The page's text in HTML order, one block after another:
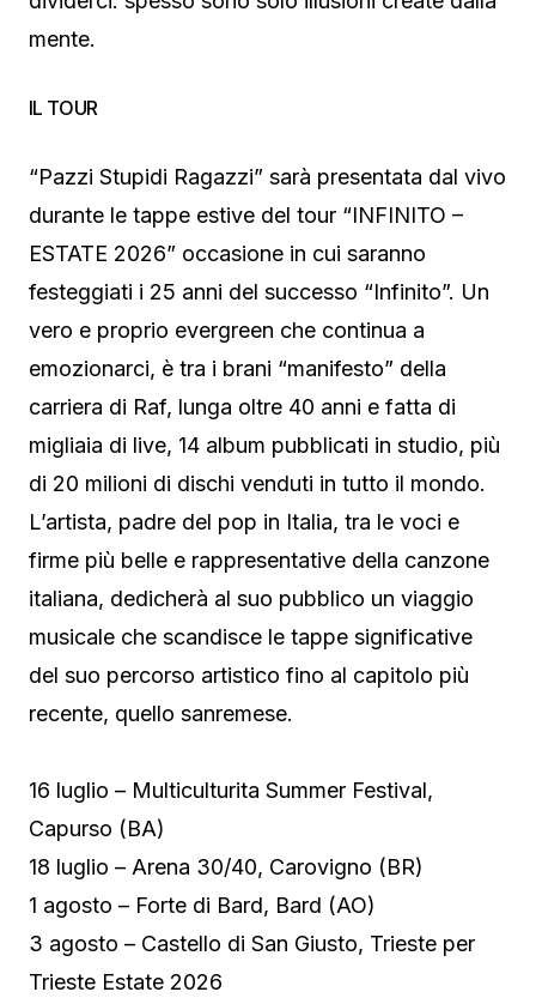
mente.
IL TOUR
“Pazzi Stupidi Ragazzi” sarà presentata dal vivo
durante le tappe estive del tour “INFINITO –
ESTATE 2026” occasione in cui saranno
festeggiati i 25 anni del successo “Infinito”. Un
vero e proprio evergreen che continua a
emozionarci, è tra i brani “manifesto” della
carriera di Raf, lunga oltre 40 anni e fatta di
migliaia di live, 14 album pubblicati in studio, più
di 20 milioni di dischi venduti in tutto il mondo.
L’artista, padre del pop in Italia, tra le voci e
firme più belle e rappresentative della canzone
italiana, dedicherà al suo pubblico un viaggio
musicale che scandisce le tappe significative
del suo percorso artistico fino al capitolo più
recente, quello sanremese.
16 luglio – Multiculturita Summer Festival,
Capurso (BA)
18 luglio – Arena 30/40, Carovigno (BR)
1 agosto – Forte di Bard, Bard (AO)
3 agosto – Castello di San Giusto, Trieste per
Trieste Estate 2026